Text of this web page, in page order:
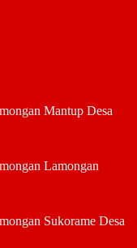
Mantup Desa
Lamongan
Sukorame Desa